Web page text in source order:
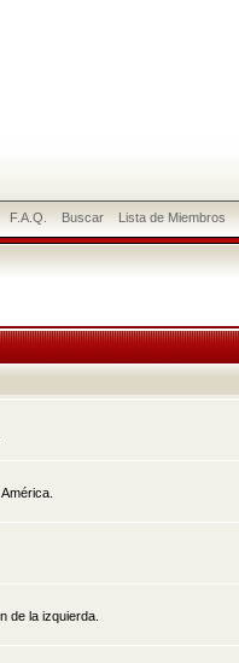
F.A.Q. Buscar Lista de Miembros
de la izquierda.